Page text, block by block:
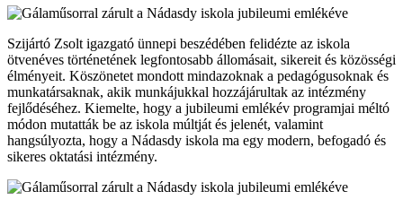
Szijártó Zsolt igazgató ünnepi beszédében felidézte az iskola
ötvenéves történetének legfontosabb állomásait, sikereit és közösségi
élményeit. Köszönetet mondott mindazoknak a pedagógusoknak és
munkatársaknak, akik munkájukkal hozzájárultak az intézmény
fejlődéséhez. Kiemelte, hogy a jubileumi emlékév programjai méltó
módon mutatták be az iskola múltját és jelenét, valamint
hangsúlyozta, hogy a Nádasdy iskola ma egy modern, befogadó és
sikeres oktatási intézmény.